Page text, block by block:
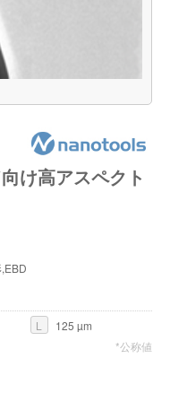
け高アスペクト
L
125 µm
*公称値